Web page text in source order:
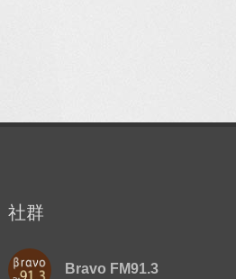
社群
Bravo FM91.3